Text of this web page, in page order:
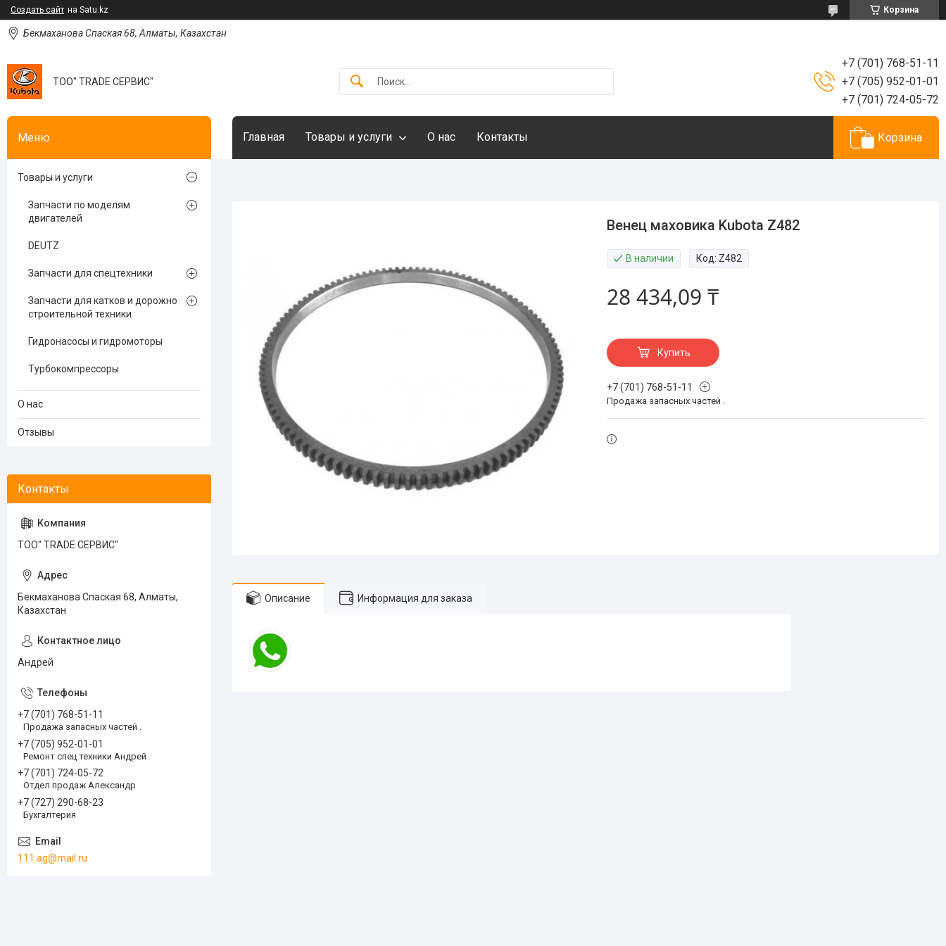
Создать сайт на Satu.kz Корзина
Бекмаханова Спаская 68, Алматы, Казахстан
ТОО" TRADE СЕРВИС"
+7 (701) 768-51-11
+7 (705) 952-01-01
+7 (701) 724-05-72
Главная Товары и услуги О нас Контакты Корзина
Венец маховика Kubota Z482
В наличии Код: Z482
28 434,09 ₸
Купить
+7 (701) 768-51-11
Продажа запасных частей .
Описание Информация для заказа
Товары и услуги
Запчасти по моделям
двигателей
DEUTZ
Запчасти для спецтехники
Запчасти для катков и дорожно
строительной техники
Гидронасосы и гидромоторы
Турбокомпрессоры
О нас
Отзывы
ТОО" TRADE СЕРВИС"
Бекмаханова Спаская 68, Алматы,
Казахстан
Андрей
+7 (701) 768-51-11
Продажа запасных частей .
+7 (705) 952-01-01
Ремонт спец техники Андрей
+7 (701) 724-05-72
Отдел продаж Александр
+7 (727) 290-68-23
Бухгалтерия
111.ag@mail.ru